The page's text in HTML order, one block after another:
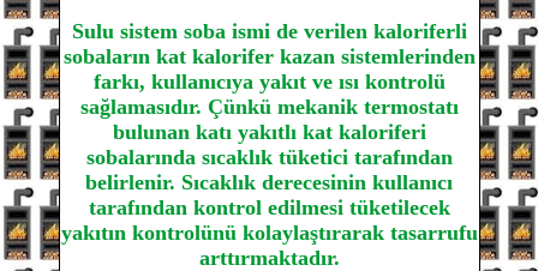
Sulu sistem soba ismi de verilen kaloriferli
sobaların kat kalorifer kazan sistemlerinden
farkı, kullanıcıya yakıt ve ısı kontrolü
sağlamasıdır. Çünkü mekanik termostatı
bulunan katı yakıtlı kat kaloriferi
sobalarında sıcaklık tüketici tarafından
belirlenir. Sıcaklık derecesinin kullanıcı
tarafından kontrol edilmesi tüketilecek
yakıtın kontrolünü kolaylaştırarak tasarrufu
arttırmaktadır.